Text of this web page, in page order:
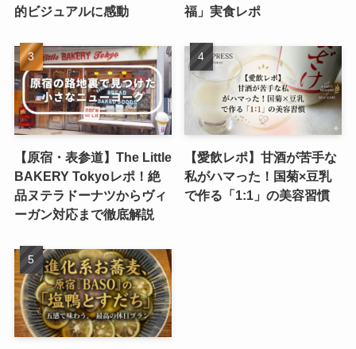
的ビジュアルに感動
福」実食レポ
【原宿・表参道】The Little
BAKERY Tokyoレポ！絶
品ヌテラドーナツからヴィ
ーガン対応まで徹底解説
【愛飲レポ】甘酒が苦手な
私がハマった！国菊×豆乳
で作る「1:1」の美容習慣